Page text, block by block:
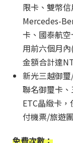
限卡、雙幣
Mercedes-
卡、國泰航
用前六個月
金額合計達
新光三越御
聯名御璽卡
ETC晶緻卡
付機票/旅遊
免費次數：